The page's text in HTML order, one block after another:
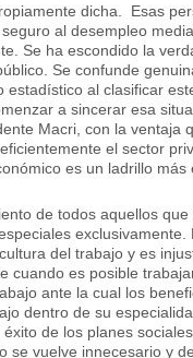
dicha. Esas
al desempleo
Se ha escondido la
Se confunde
al clasificar
a sincerar esa
Macri, con la ventaja
el sector
es un ladrillo más
de todos aquellos
exclusivamente.
del trabajo y es
cuando es posible
ante la cual los
dentro de su
de los planes
se vuelve innecesario y